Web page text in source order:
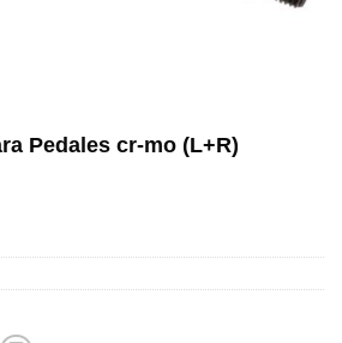
Pedales cr-mo (L+R)